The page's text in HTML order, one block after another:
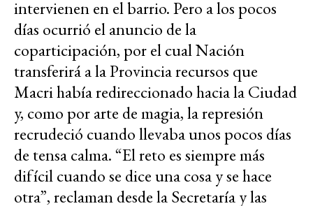
intervienen en el barrio. Pero a los pocos
días ocurrió el anuncio de la
coparticipación, por el cual Nación
transferirá a la Provincia recursos que
Macri había redireccionado hacia la Ciudad
y, como por arte de magia, la represión
recrudeció cuando llevaba unos pocos días
de tensa calma. “El reto es siempre más
difícil cuando se dice una cosa y se hace
otra”, reclaman desde la Secretaría y las